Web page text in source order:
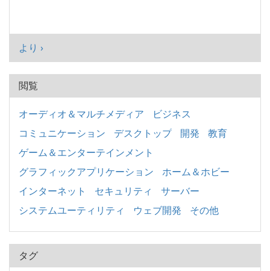
より ›
閲覧
オーディオ＆マルチメディア
ビジネス
コミュニケーション
デスクトップ 開発
教育
ゲーム＆エンターテインメント
グラフィックアプリケーション
ホーム＆ホビー
インターネット
セキュリティ
サーバー
システムユーティリティ
ウェブ開発 その他
タグ